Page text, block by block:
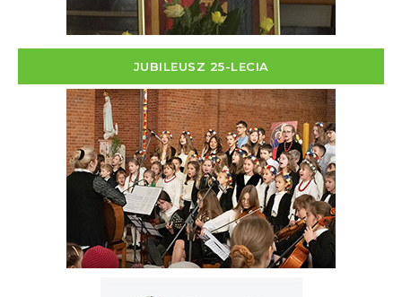
JUBILEUSZ 25-LECIA